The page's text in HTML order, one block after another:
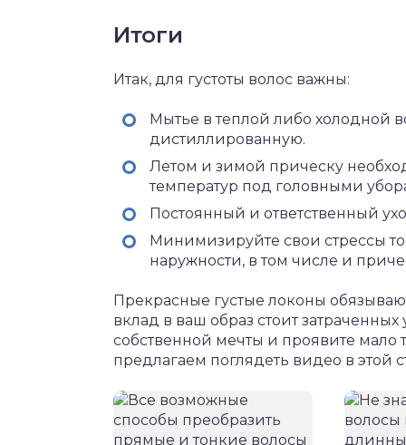
Итоги
Итак, для густоты волос важны:
Мытье в теплой либо холодной
дистиллированную.
Летом и зимой прическу
температур под головными
Постоянный и ответственный
Минимизируйте свои стрессы
наружности, в том числе и
Прекрасные густые локоны
вклад в ваш образ стоит
собственной мечты и проявите
предлагаем поглядеть видео в этой